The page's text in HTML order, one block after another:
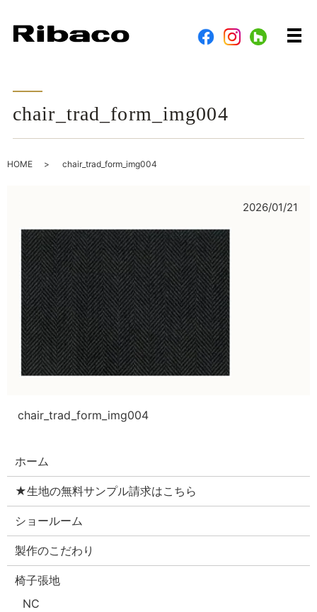
メ
chair_trad_form_img004
HOME chair_trad_form_img004
2026/01/21
chair_trad_form_img004
ホーム
★生地の無料サンプル請求はこちら
ショールーム
製作のこだわり
椅子張地
NC